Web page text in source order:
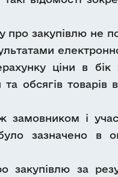
закупівлю не
ціни в
обсягів
замовником і
зазначено в
за